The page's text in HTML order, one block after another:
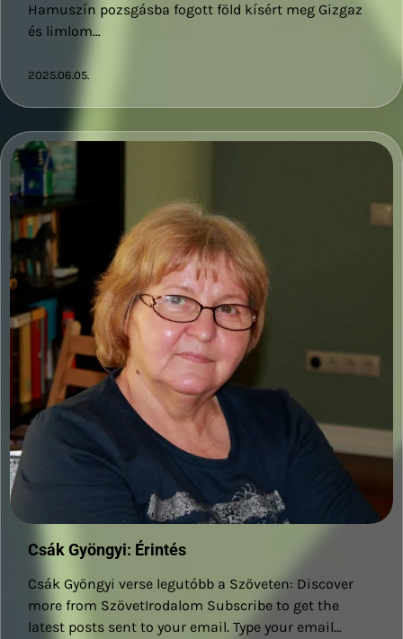
Hamuszín pozsgásba fogott föld kísért meg Gizgaz
és limlom…
2025.06.05.
Csák Gyöngyi: Érintés
Csák Gyöngyi verse legutóbb a Szöveten: Discover
more from SzövetIrodalom Subscribe to get the
latest posts sent to your email. Type your email…